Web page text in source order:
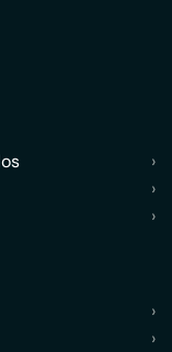
›
›
›
›
›